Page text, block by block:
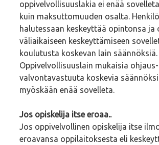
oppivelvollisuuslakia ei enää
kuin maksuttomuuden osalta.
halutessaan keskeyttää opintonsa ja
väliaikaiseen keskeyttämiseen
koulutusta koskevan lain säännöksiä.
Oppivelvollisuuslain mukaisia
valvontavastuuta koskevia
myöskään enää sovelleta.
Jos opiskelija itse eroaa..
Jos oppivelvollinen opiskelija itse
eroavansa oppilaitoksesta eli